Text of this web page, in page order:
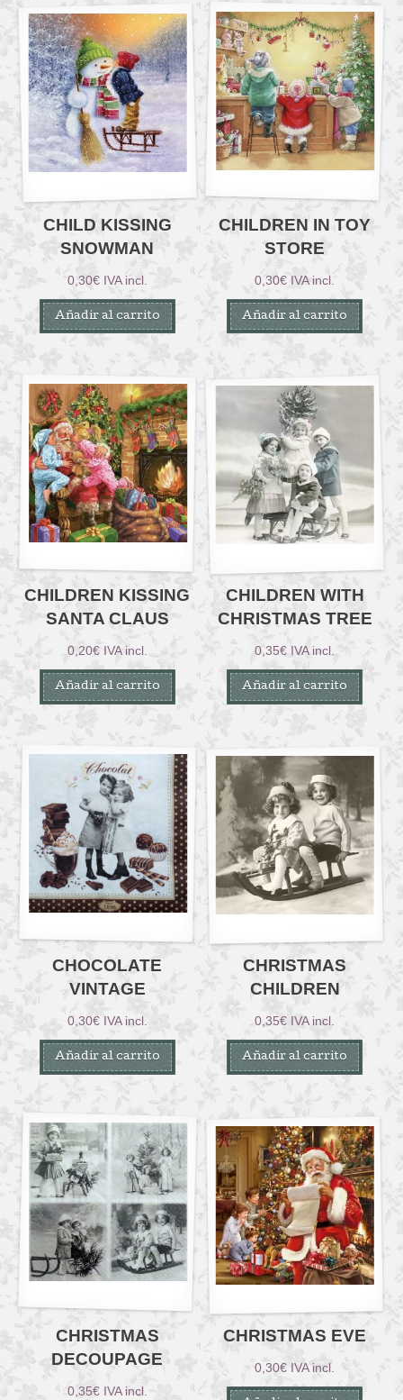
CHILD KISSING
SNOWMAN
0,30€ IVA incl.
Añadir al carrito
CHILDREN IN TOY
STORE
0,30€ IVA incl.
Añadir al carrito
CHILDREN KISSING
SANTA CLAUS
0,20€ IVA incl.
Añadir al carrito
CHILDREN WITH
CHRISTMAS TREE
0,35€ IVA incl.
Añadir al carrito
CHOCOLATE
VINTAGE
0,30€ IVA incl.
Añadir al carrito
CHRISTMAS
CHILDREN
0,35€ IVA incl.
Añadir al carrito
CHRISTMAS
DECOUPAGE
0,35€ IVA incl.
CHRISTMAS EVE
0,30€ IVA incl.